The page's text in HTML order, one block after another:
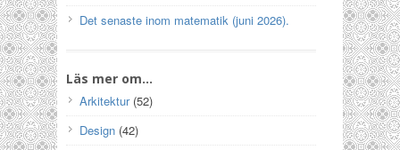
Det senaste inom matematik (juni 2026).
Läs mer om…
Arkitektur(52)
Design (42)